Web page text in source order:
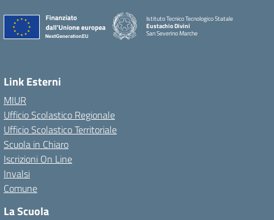
Istituto Tecnico Tecnologico Statale
Eustachio Divini
San Severino Marche
Link Esterni
MIUR
Ufficio Scolastico Regionale
Ufficio Scolastico Territoriale
Scuola in Chiaro
Iscrizioni On Line
Invalsi
Comune
La Scuola